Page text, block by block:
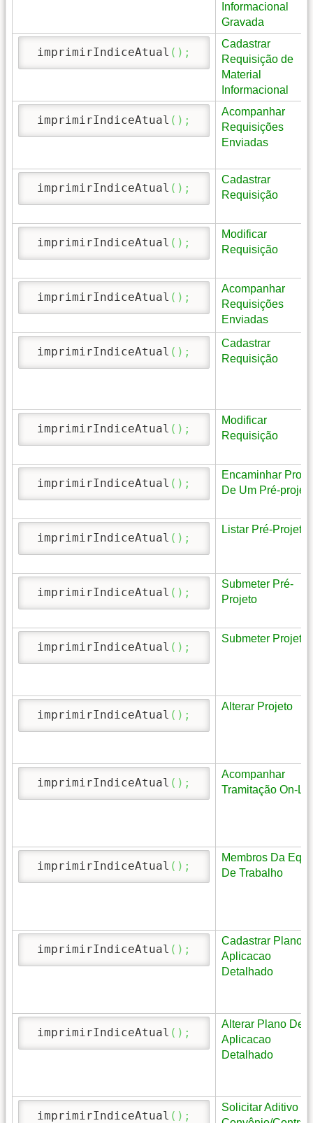
Informacional
Gravada
imprimirIndiceAtual ( ) ;
Cadastrar
Requisição de
Material
Informacional
imprimirIndiceAtual ( ) ;
Acompanhar
Requisições
Enviadas
imprimirIndiceAtual ( ) ;
Cadastrar
Requisição
imprimirIndiceAtual ( ) ;
Modificar
Requisição
imprimirIndiceAtual ( ) ;
Acompanhar
Requisições
Enviadas
imprimirIndiceAtual ( ) ;
Cadastrar
Requisição
imprimirIndiceAtual ( ) ;
Modificar
Requisição
imprimirIndiceAtual ( ) ;
Encaminhar
De Um Pré-
imprimirIndiceAtual ( ) ;
Listar Pré-Projetos
imprimirIndiceAtual ( ) ;
Submeter Pré-
Projeto
imprimirIndiceAtual ( ) ;
Submeter Projeto
imprimirIndiceAtual ( ) ;
Alterar Projeto
imprimirIndiceAtual ( ) ;
Acompanhar
Tramitação On-
imprimirIndiceAtual ( ) ;
Membros Da
De Trabalho
imprimirIndiceAtual ( ) ;
Cadastrar Plano
Aplicacao
Detalhado
imprimirIndiceAtual ( ) ;
Alterar Plano De
Aplicacao
Detalhado
imprimirIndiceAtual ( ) ;
Solicitar Aditivo de